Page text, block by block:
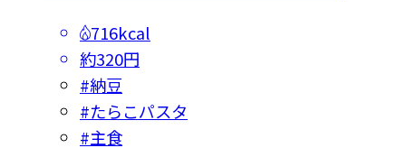
716kcal
約320円
#納豆
#たらこパスタ
#主食